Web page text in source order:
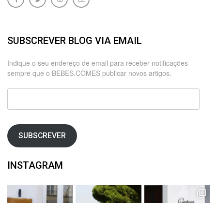
SUBSCREVER BLOG VIA EMAIL
Indique o seu endereço de email para receber notificações
sempre que o BEBES.COMES publicar novos artigos.
Endereço
email
SUBSCREVER
INSTAGRAM